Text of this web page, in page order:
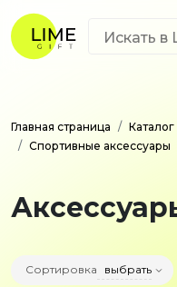
Главная страница Каталог
Спортивные аксессуары
Сортировка выбрать